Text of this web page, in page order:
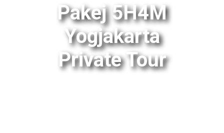
Pakej 5H4M
Yogjakarta
Private Tour